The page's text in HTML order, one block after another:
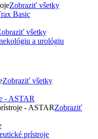
Zobraziť všetky
všetky
Zobraziť všetky
- ASTAR
- ASTARZobraziť
prístroje